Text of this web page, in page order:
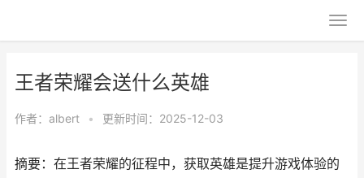
王者荣耀会送什么英雄
作者： albert • 更新时间：2025-12-03
摘要：在王者荣耀的征程中，获取英雄是提升游戏体验的